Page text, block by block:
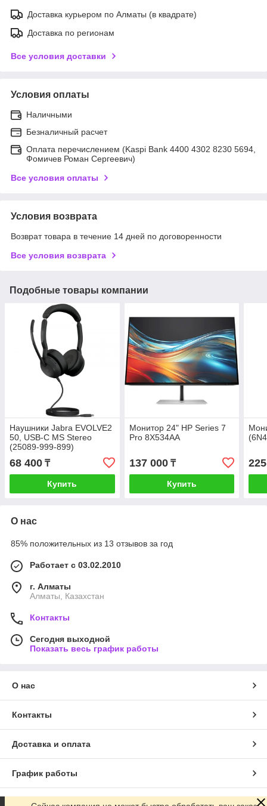
Доставка курьером по Алматы (в квадрате)
Доставка по регионам
Все условия доставки
Условия оплаты
Наличными
Безналичный расчет
Оплата перечислением (Kaspi Bank 4400 4302 8230 5694,
Фомичев Роман Сергеевич)
Все условия оплаты
Условия возврата
Возврат товара в течение 14 дней по договоренности
Все условия возврата
Подобные товары компании
Наушники Jabra EVOLVE2
50, USB-C MS Stereo
(25089-999-899)
68 400 ₸
Купить
Монитор 24" HP Series 7
Pro 8X534AA
137 000₸
Купить
О нас
85% положительных из 13 отзывов за год
Работает с 03.02.2010
г. Алматы
Алматы, Казахстан
Контакты
Сегодня выходной
Показать весь график работы
О нас
Контакты
Доставка и оплата
График работы
Полная версия сайта